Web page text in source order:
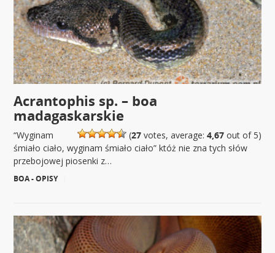
Acrantophis sp. – boa
madagaskarskie
(27votes, average: 4,67out of 5)
“Wyginam
śmiało ciało, wyginam śmiało ciało” któż nie zna tych słów
przebojowej piosenki z…
BOA - OPISY